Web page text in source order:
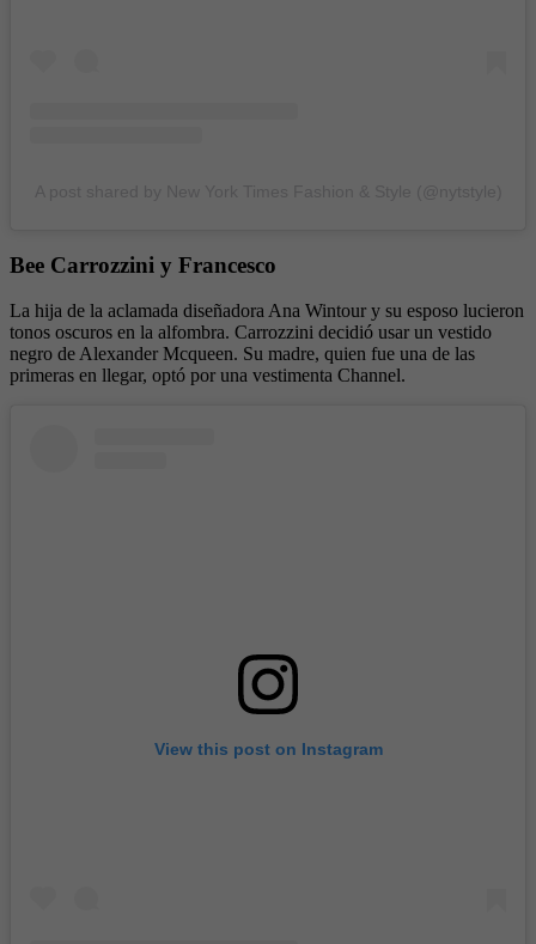
Bee Carrozzini y Francesco
La hija de la aclamada diseñadora Ana Wintour y su esposo lucieron
tonos oscuros en la alfombra. Carrozzini decidió usar un vestido
negro de Alexander Mcqueen. Su madre, quien fue una de las
primeras en llegar, optó por una vestimenta Channel.
View this post on Instagram